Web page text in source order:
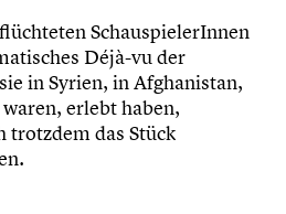
SchauspielerInnen
Déjà-vu der
in Syrien, in Afghanistan,
erlebt haben,
trotzdem das Stück